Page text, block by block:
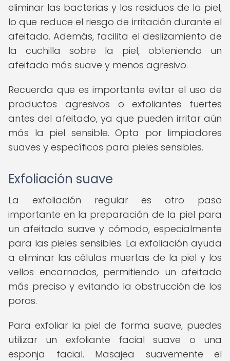
eliminar las bacterias y los residuos de la piel,
lo que reduce el riesgo de irritación durante el
afeitado. Además, facilita el deslizamiento de
la cuchilla sobre la piel, obteniendo un
afeitado más suave y menos agresivo.
Recuerda que es importante evitar el uso de
productos agresivos o exfoliantes fuertes
antes del afeitado, ya que pueden irritar aún
más la piel sensible. Opta por limpiadores
suaves y específicos para pieles sensibles.
Exfoliación suave
La exfoliación regular es otro paso
importante en la preparación de la piel para
un afeitado suave y cómodo, especialmente
para las pieles sensibles. La exfoliación ayuda
a eliminar las células muertas de la piel y los
vellos encarnados, permitiendo un afeitado
más preciso y evitando la obstrucción de los
poros.
Para exfoliar la piel de forma suave, puedes
utilizar un exfoliante facial suave o una
esponja facial. Masajea suavemente el